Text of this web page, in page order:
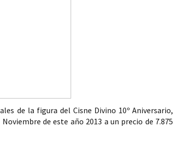
de la figura del Cisne Divino 10º Aniversario,
de este año 2013 a un precio de 7.875